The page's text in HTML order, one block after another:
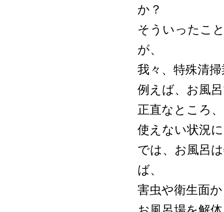
か？
そういったこ
が、
我々、特殊清
例えば、お風
正直なところ
使えない状況
では、お風呂
ば、
害虫や衛生面